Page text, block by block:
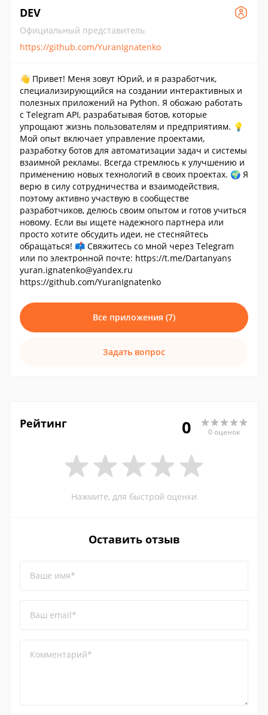
DEV
Официальный представитель
https://github.com/YuranIgnatenko
👋 Привет! Меня зовут Юрий, и я разработчик,
специализирующийся на создании интерактивных и
полезных приложений на Python. Я обожаю работать
с Telegram API, разрабатывая ботов, которые
упрощают жизнь пользователям и предприятиям. 💡
Мой опыт включает управление проектами,
разработку ботов для автоматизации задач и системы
взаимной рекламы. Всегда стремлюсь к улучшению и
применению новых технологий в своих проектах. 🌍 Я
верю в силу сотрудничества и взаимодействия,
поэтому активно участвую в сообществе
разработчиков, делюсь своим опытом и готов учиться
новому. Если вы ищете надежного партнера или
просто хотите обсудить идеи, не стесняйтесь
обращаться! 📫 Свяжитесь со мной через Telegram
или по электронной почте: https://t.me/Dartanyans
yuran.ignatenko@yandex.ru
https://github.com/YuranIgnatenko
Все приложения (7)
Задать вопрос
Рейтинг 0 0 оценок
Нажмите, для быстрой оценки
Оставить отзыв
Ваше имя*
Ваш email*
Комментарий*